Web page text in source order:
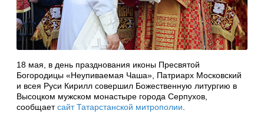
18 мая, в день празднования иконы Пресвятой
Богородицы «Неупиваемая Чаша», Патриарх Московский
и всея Руси Кирилл совершил Божественную литургию в
Высоцком мужском монастыре города Серпухов,
сообщаетсайт Татарстанской митрополии.